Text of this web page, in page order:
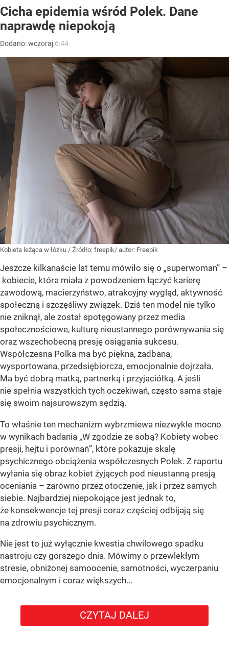
Cicha epidemia wśród Polek. Dane
naprawdę niepokoją
Dodano:wczoraj 6:44
Kobieta leżąca w łóżku / Źródło: freepik/ autor: Freepik
Jeszcze kilkanaście lat temu mówiło się o „superwoman” –
kobiecie, która miała z powodzeniem łączyć karierę
zawodową, macierzyństwo, atrakcyjny wygląd, aktywność
społeczną i szczęśliwy związek. Dziś ten model nie tylko
nie zniknął, ale został spotęgowany przez media
społecznościowe, kulturę nieustannego porównywania się
oraz wszechobecną presję osiągania sukcesu.
Współczesna Polka ma być piękna, zadbana,
wysportowana, przedsiębiorcza, emocjonalnie dojrzała.
Ma być dobrą matką, partnerką i przyjaciółką. A jeśli
nie spełnia wszystkich tych oczekiwań, często sama staje
się swoim najsurowszym sędzią.
To właśnie ten mechanizm wybrzmiewa niezwykle mocno
w wynikach badania „W zgodzie ze sobą? Kobiety wobec
presji, hejtu i porównań”, które pokazuje skalę
psychicznego obciążenia współczesnych Polek. Z raportu
wyłania się obraz kobiet żyjących pod nieustanną presją
oceniania – zarówno przez otoczenie, jak i przez samych
siebie. Najbardziej niepokojące jest jednak to,
że konsekwencje tej presji coraz częściej odbijają się
na zdrowiu psychicznym.
Nie jest to już wyłącznie kwestia chwilowego spadku
nastroju czy gorszego dnia. Mówimy o przewlekłym
stresie, obniżonej samoocenie, samotności, wyczerpaniu
emocjonalnym i coraz większych...
CZYTAJ DALEJ